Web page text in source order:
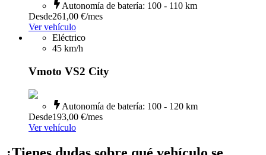
Autonomía de batería: 100 - 110 km
Desde261,00 €/mes
Ver vehículo
Eléctrico
45 km/h
Vmoto VS2 City
Autonomía de batería: 100 - 120 km
Desde193,00 €/mes
Ver vehículo